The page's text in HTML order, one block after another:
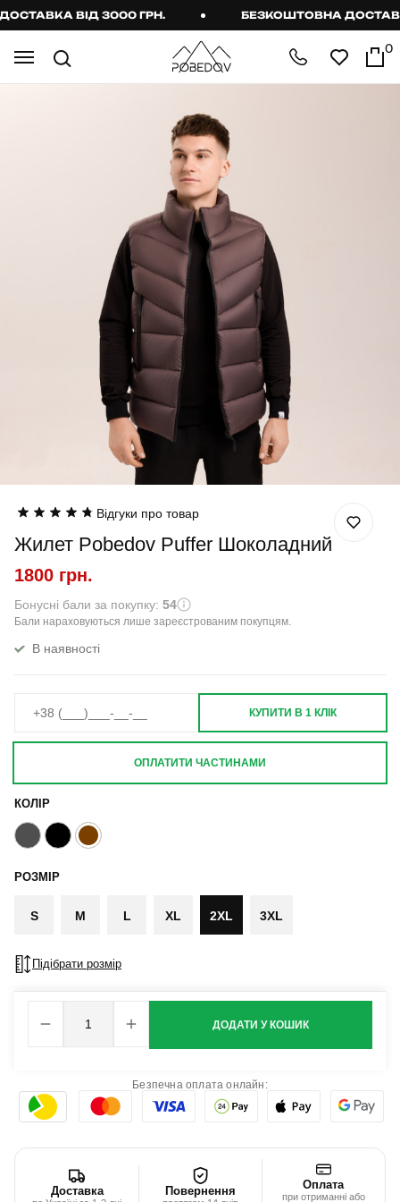
ВІД 3000 ГРН. БЕЗКОШТОВНА ДОСТАВКА
0
Відгуки про товар
Жилет Pobedov Puffer Шоколадний
1800 грн.
Бонусні бали за покупку: 54
Бали нараховуються лише зареєстрованим покупцям.
В наявності
КОЛІР
РОЗМІР
S M L XL 2XL 3XL
Підібрати розмір
ДОДАТИ У КОШИК
КУПИТИ В 1 КЛІК
ОПЛАТИТИ ЧАСТИНАМИ
Безпечна оплата онлайн:
Доставка Повернення Оплата
при отриманні або